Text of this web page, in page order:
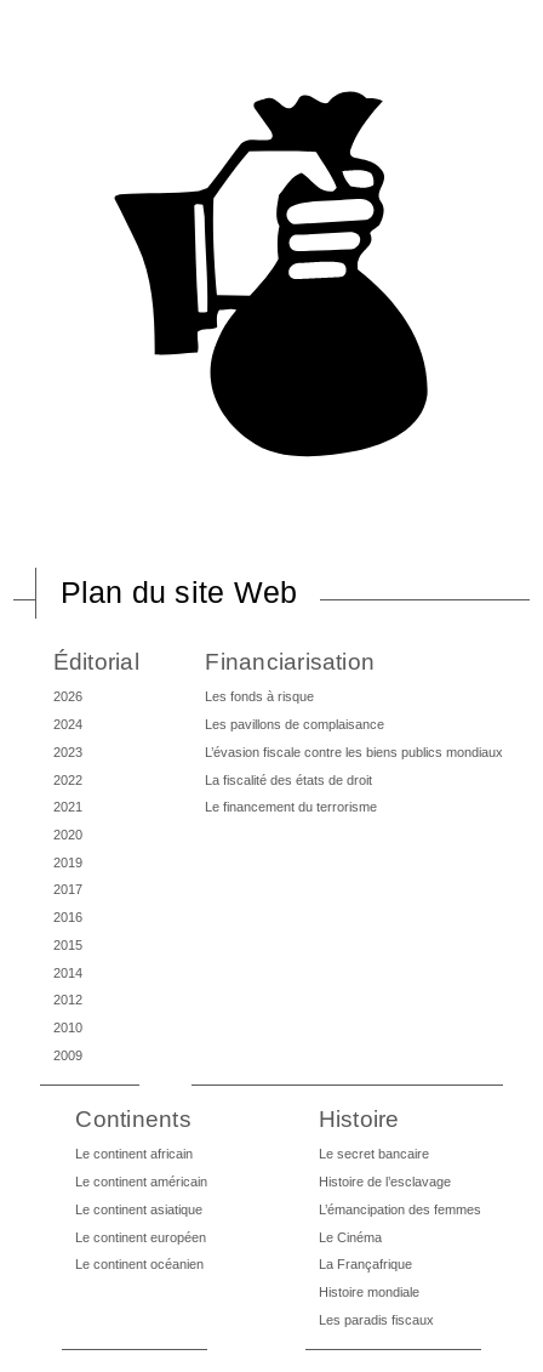
Plan du site Web
Éditorial
2026
2024
2023
2022
2021
2020
2019
2017
2016
2015
2014
2012
2010
2009
Financiarisation
Les fonds à risque
Les pavillons de complaisance
L’évasion fiscale contre les biens publics mondiaux
La fiscalité des états de droit
Le financement du terrorisme
Continents
Le continent africain
Le continent américain
Le continent asiatique
Le continent européen
Le continent océanien
Histoire
Le secret bancaire
Histoire de l’esclavage
L’émancipation des femmes
Le Cinéma
La Françafrique
Histoire mondiale
Les paradis fiscaux